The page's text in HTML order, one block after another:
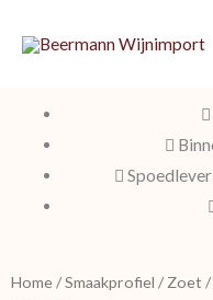
naar
Home/Smaakprofiel /Zoet /